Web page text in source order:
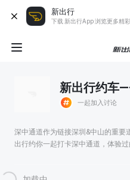
新出行
下载 新出行App 浏览更多精
新出行约车
一起加入讨论
深中通道作为链接深圳&中山的重
出行约你一起打卡深中通道，体验